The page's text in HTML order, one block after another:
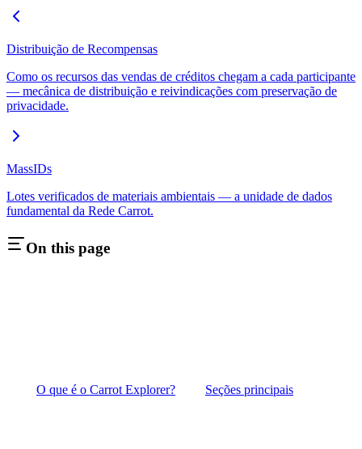
Distribuição de Recompensas
Como os recursos das vendas de créditos chegam a cada participante
— mecânica de distribuição e reivindicações com preservação de
privacidade.
MassIDs
Lotes verificados de materiais ambientais — a unidade de dados
fundamental da Rede Carrot.
On this page
O que é o Carrot Explorer? Seções principais